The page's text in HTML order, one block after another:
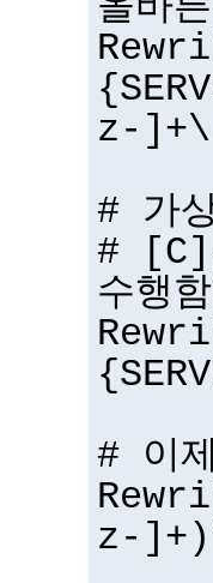
z-
# 가
# [C]
수행
# 이
z-